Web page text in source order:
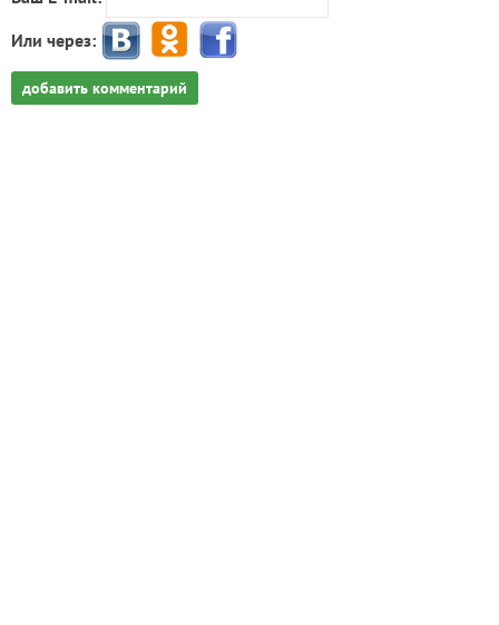
Или через:
добавить комментарий